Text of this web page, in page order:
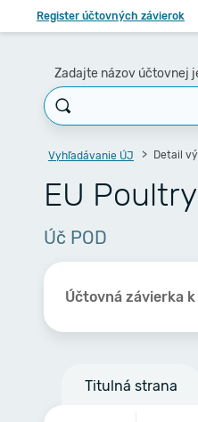
Register účtovných závierok
Zadajte názov účtovnej
Vyhľadávanie ÚJ Detail
EU
Úč POD
Účtovná závierka k
Titulná strana